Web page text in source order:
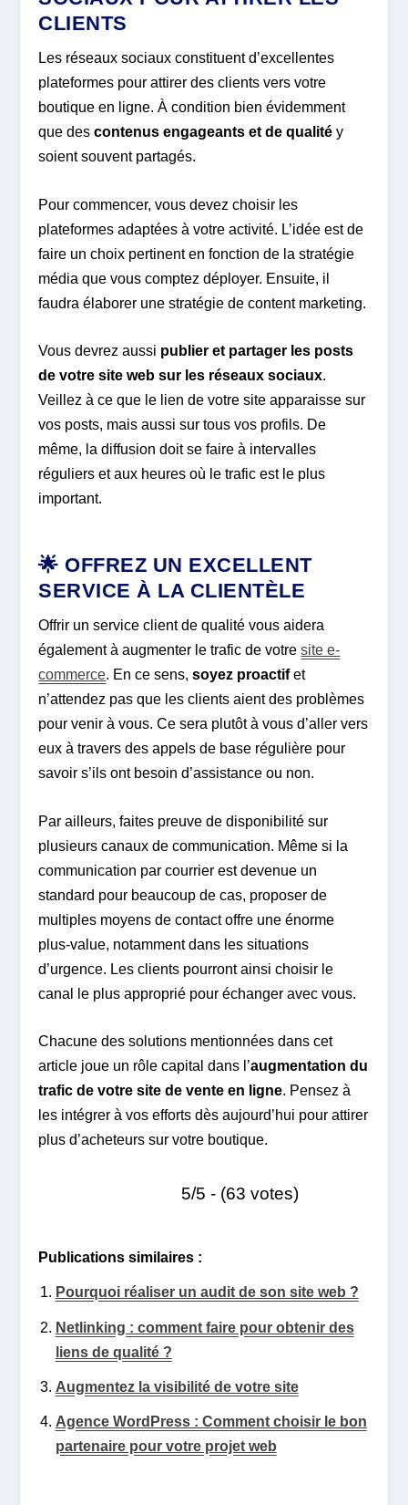
CLIENTS
Les réseaux sociaux constituent d’excellentes
plateformes pour attirer des clients vers votre
boutique en ligne. À condition bien évidemment
que descontenus engageants et de qualité y
soient souvent partagés.
Pour commencer, vous devez choisir les
plateformes adaptées à votre activité. L’idée est de
faire un choix pertinent en fonction de la stratégie
média que vous comptez déployer. Ensuite, il
faudra élaborer une stratégie de content marketing.
Vous devrez aussi publier et partager les posts
de votre site web sur les réseaux sociaux.
Veillez à ce que le lien de votre site apparaisse sur
vos posts, mais aussi sur tous vos profils. De
même, la diffusion doit se faire à intervalles
réguliers et aux heures où le trafic est le plus
important.
🌟 OFFREZ UN EXCELLENT
SERVICE À LA CLIENTÈLE
Offrir un service client de qualité vous aidera
également à augmenter le trafic de votresite e-
commerce. En ce sens,soyez proactifet
n’attendez pas que les clients aient des problèmes
pour venir à vous. Ce sera plutôt à vous d’aller vers
eux à travers des appels de base régulière pour
savoir s’ils ont besoin d’assistance ou non.
Par ailleurs, faites preuve de disponibilité sur
plusieurs canaux de communication. Même si la
communication par courrier est devenue un
standard pour beaucoup de cas, proposer de
multiples moyens de contact offre une énorme
plus-value, notamment dans les situations
d’urgence. Les clients pourront ainsi choisir le
canal le plus approprié pour échanger avec vous.
Chacune des solutions mentionnées dans cet
article joue un rôle capital dans l’augmentation du
trafic de votre site de vente en ligne. Pensez à
les intégrer à vos efforts dès aujourd’hui pour attirer
plus d’acheteurs sur votre boutique.
5/5 - (63 votes)
Publications similaires :
Pourquoi réaliser un audit de son site web ?
Netlinking : comment faire pour obtenir des
liens de qualité ?
Augmentez la visibilité de votre site
Agence WordPress : Comment choisir le bon
partenaire pour votre projet web